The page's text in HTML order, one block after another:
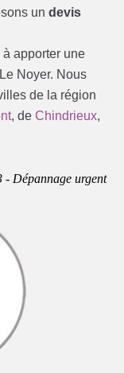
undevis
apporter une
Noyer. Nous
de la région
, deChindrieux,
- Dépannage urgent